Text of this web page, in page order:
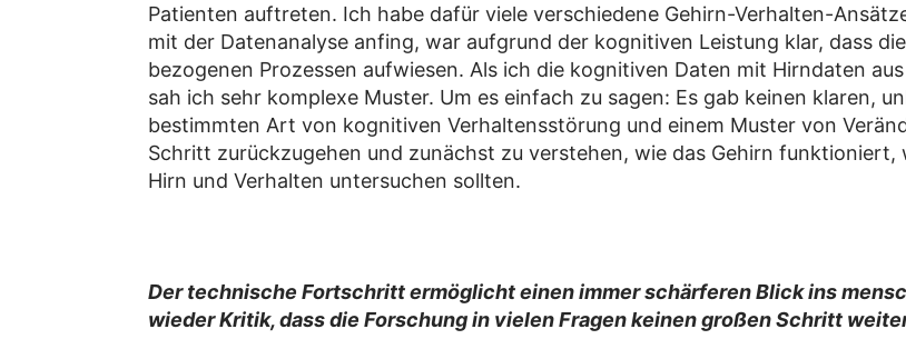
Patienten auftreten. Ich habe dafür viele verschiedene Gehirn-Verhalten-
mit der Datenanalyse anfing, war aufgrund der kognitiven Leistung klar, dass
bezogenen Prozessen aufwiesen. Als ich die kognitiven Daten mit Hirndaten
sah ich sehr komplexe Muster. Um es einfach zu sagen: Es gab keinen klaren,
bestimmten Art von kognitiven Verhaltensstörung und einem Muster von
Schritt zurückzugehen und zunächst zu verstehen, wie das Gehirn
Hirn und Verhalten untersuchen sollten.
Der technische Fortschritt ermöglicht einen immer schärferen Blick ins
wieder Kritik, dass die Forschung in vielen Fragen keinen großen Schritt